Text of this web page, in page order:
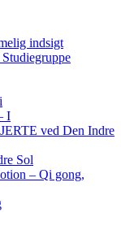
indsigt
I
ved Den Indre
Sol
– Qi gong,